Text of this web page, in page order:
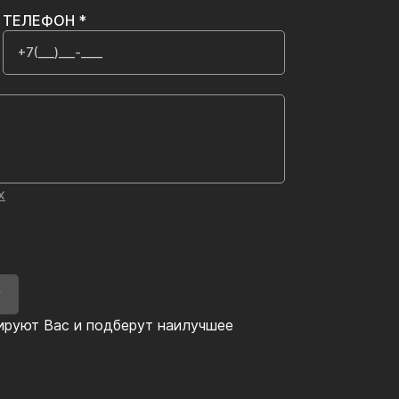
Вас и подберут наилучшее
ТЕЛЕФОН *